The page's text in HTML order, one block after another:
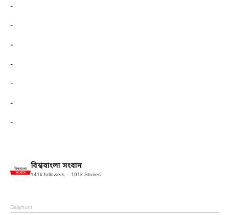
-
-
-
-
-
-
-
বিশ্ববাংলা সংবাদ
141k followers 101k Stories
Dailyhunt